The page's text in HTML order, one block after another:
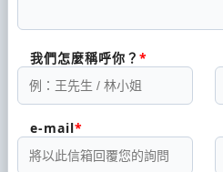
我們怎麼稱呼你？
e-mail